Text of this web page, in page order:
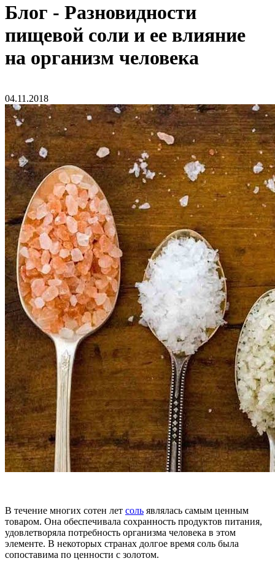
Блог - Разновидности
пищевой соли и ее влияние
на организм человека
04.11.2018
В течение многих сотен лет соль являлась самым ценным
товаром. Она обеспечивала сохранность продуктов питания,
удовлетворяла потребность организма человека в этом
элементе. В некоторых странах долгое время соль была
сопоставима по ценности с золотом.